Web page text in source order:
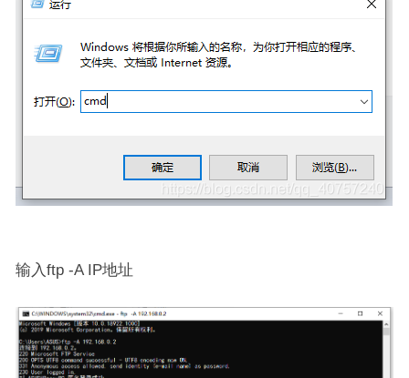
输入ftp -A IP地址